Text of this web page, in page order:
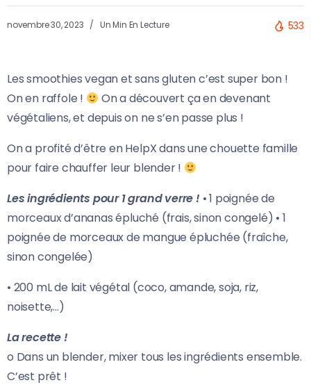
novembre 30, 2023 Un Min En Lecture 533
Les smoothies vegan et sans gluten c’est super bon !
On en raffole !
On a découvert ça en devenant
végétaliens, et depuis on ne s’en passe plus !
On a profité d’être en HelpX dans une chouette famille
pour faire chauffer leur blender !
Les ingrédients pour 1 grand verre ! • 1 poignée de
morceaux d’ananas épluché (frais, sinon congelé) • 1
poignée de morceaux de mangue épluchée (fraîche,
sinon congelée)
• 200 mL de lait végétal (coco, amande, soja, riz,
noisette,…)
La recette !
o Dans un blender, mixer tous les ingrédients ensemble.
C’est prêt !